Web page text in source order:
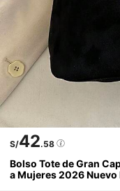
S/42.58
Bolso Tote de Gran
a Mujeres 2026